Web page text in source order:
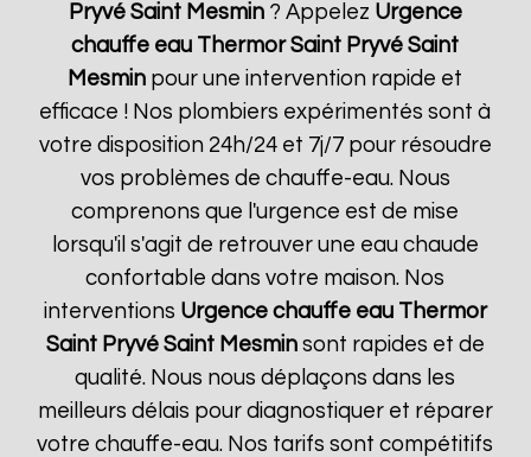
Pryvé Saint Mesmin? Appelez Urgence
chauffe eau Thermor Saint Pryvé Saint
Mesmin pour une intervention rapide et
efficace ! Nos plombiers expérimentés sont à
votre disposition 24h/24 et 7j/7 pour résoudre
vos problèmes de chauffe-eau. Nous
comprenons que l'urgence est de mise
lorsqu'il s'agit de retrouver une eau chaude
confortable dans votre maison. Nos
interventions Urgence chauffe eau Thermor
Saint Pryvé Saint Mesminsont rapides et de
qualité. Nous nous déplaçons dans les
meilleurs délais pour diagnostiquer et réparer
votre chauffe-eau. Nos tarifs sont compétitifs